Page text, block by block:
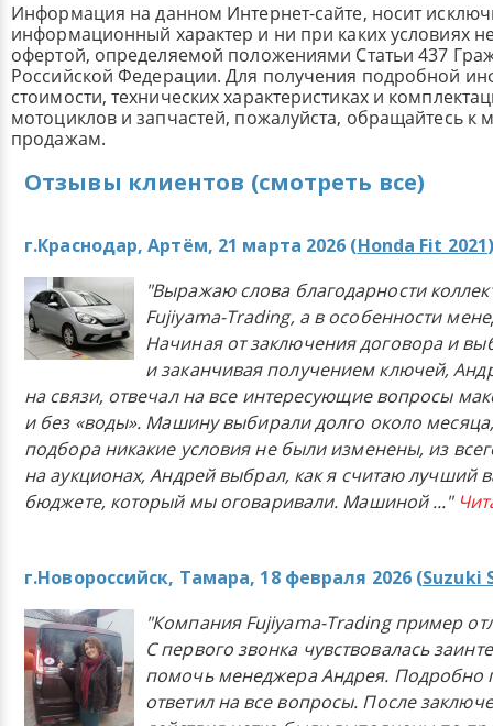
Информация на данном Интернет-сайте, носит
информационный характер и ни при каких условиях
офертой, определяемой положениями Статьи 437
Российской Федерации. Для получения подробной
стоимости, технических характеристиках и
мотоциклов и запчастей, пожалуйста, обращайтесь к
продажам.
Отзывы клиентов (смотреть все)
г.Краснодар, Артём, 21 марта 2026 (Honda Fit 2021
"Выражаю слова благодарности
Fujiyama-Trading, а в особенности
Начиная от заключения договора и
и заканчивая получением ключей,
на связи, отвечал на все интересующие вопросы
и без «воды». Машину выбирали долго около
подбора никакие условия не были изменены, из
на аукционах, Андрей выбрал, как я считаю лучший
бюджете, который мы оговаривали. Машиной..."
г.Новороссийск, Тамара, 18 февраля 2026 (Suzuki
"Компания Fujiyama-Trading пример
С первого звонка чувствовалась
помочь менеджера Андрея. Подробно
ответил на все вопросы. После